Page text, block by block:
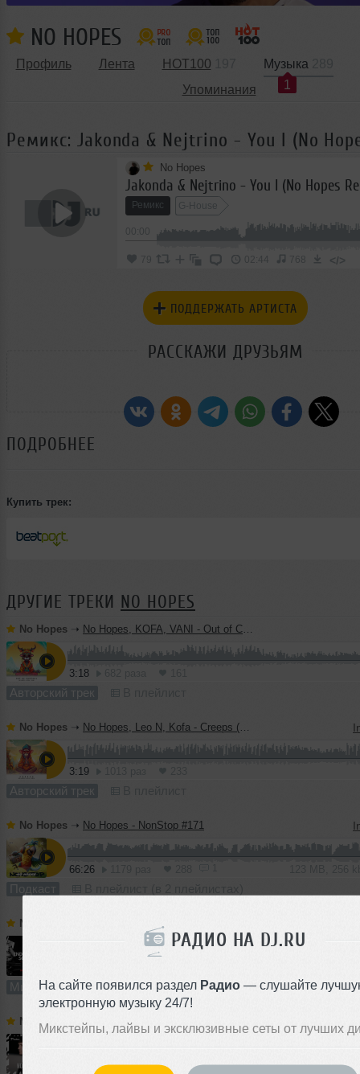
РАДИО НА DJ.RU
На сайте появился раздел Радио — слушайте
электронную музыку 24/7!
Микстейпы, лайвы и эксклюзивные сеты от лучших
NO HOPES
Профиль Лента HOT100
Музыка
1
Упоминания
Ремикс: Jakonda & Nejtrino - You I (No
No Hopes
Jakonda & Nejtrino - You I (No Hopes
Ремикс G-House
79 02:44 768 </>
ПОДДЕРЖАТЬ АРТИСТА
РАССКАЖИ ДРУЗЬЯМ
ПОДРОБНЕЕ
Купить трек:
ДРУГИЕ ТРЕКИ NO HOPES
No Hopes ➝ No Hopes, KOFA, VANI - Out of Control (Original Mix)
3:18
Авторский трек
No Hopes ➝ No Hopes, Leo N, Kofa - Creeps (Original Mix)
3:19
Авторский трек
No Hopes ➝ No Hopes - NonStop #171
66:26
Подкаст
No Hopes
Микс В плейлист (в 1 плейлисте)
No Hopes ➝No Hopes - Poetika #014
1306 раз 114 MB, 256